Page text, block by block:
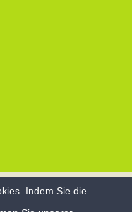
Indem Sie die